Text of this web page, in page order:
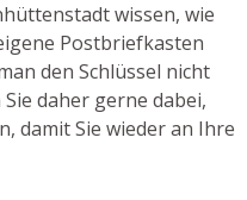
wissen, wie
Postbriefkasten
den Schlüssel nicht
daher gerne dabei,
damit Sie wieder an Ihre